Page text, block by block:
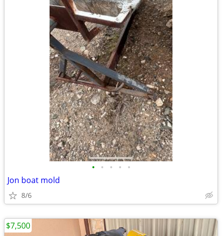
• • • • •
Jon boat mold
8/6
$7,500